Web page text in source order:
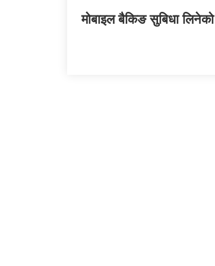
मोबाइल बैकिङ सुबिधा